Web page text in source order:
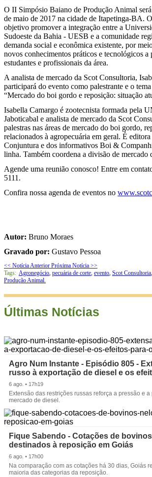
O II Simpósio Baiano de Produção Animal
de maio de 2017 na cidade de Itapetinga-BA.
objetivo promover a integração entre a
Sudoeste da Bahia - UESB e a comunidade
demanda social e econômica existente, por
novos conhecimentos práticos e tecnológicos a
estudantes e profissionais da área.
A analista de mercado da Scot Consultoria,
participará do evento como palestrante e o tema
“Mercado do boi gordo e reposição: situação
Isabella Camargo é zootecnista formada pela
Jaboticabal e analista de mercado da Scot
palestras nas áreas de mercado do boi gordo,
relacionados à agropecuária em geral. É
Conjuntura e dos informativos Boi &
linha. Também coordena a divisão de mercado
Agende uma reunião conosco! Entre em
5111.
Confira nossa agenda de eventos no
Autor: Bruno Moraes
Gravado por: Gustavo Pessoa
<< Notícia Anterior Próxima Notícia >>
Tags: Agronegócio, pecuária de corte, evento, Scot Consultoria,
Produção Animal.
Últimas Notícias
Agro Num Instante - Episódio 805 -
russo à exportação de diesel e os
6 ago. • 17h19
Extensão das restrições russas reforça a pressão e
mercado de diesel.
Fique Sabendo - Cotações de
destinados à reposição em Goiás
6 ago. • 17h00
Na comparação com as cotações há 30 dias, Goiás
maioria das categorias da reposição.